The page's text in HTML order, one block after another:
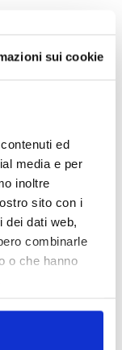
sui cookie
ed
media e per
inoltre
sito con i
dei dati web,
combinarle
o che hanno